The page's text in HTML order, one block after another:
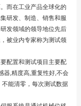
而在工业产品全球化的
研发、制造、销售和服
发领域的领导地位先后
被业内专家称为测试领
配置和测试项目主要配
器,精度高,重复性好,不会
能清零，每次测试数据